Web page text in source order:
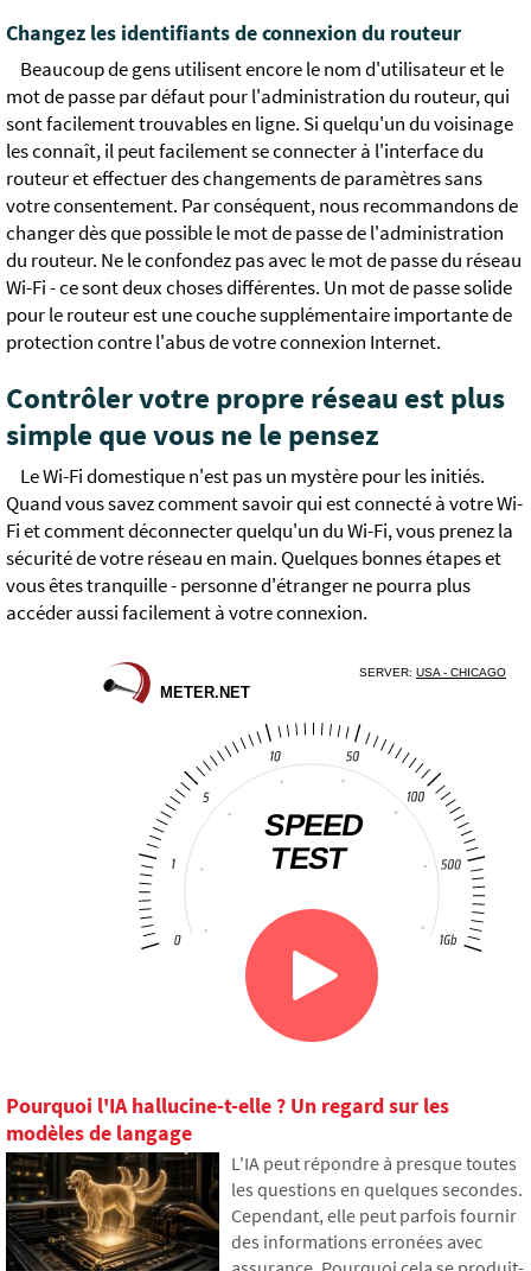
Changez les identifiants de connexion du routeur
Beaucoup de gens utilisent encore le nom d'utilisateur et le
mot de passe par défaut pour l'administration du routeur, qui
sont facilement trouvables en ligne. Si quelqu'un du voisinage
les connaît, il peut facilement se connecter à l'interface du
routeur et effectuer des changements de paramètres sans
votre consentement. Par conséquent, nous recommandons de
changer dès que possible le mot de passe de l'administration
du routeur. Ne le confondez pas avec le mot de passe du réseau
Wi-Fi - ce sont deux choses différentes. Un mot de passe solide
pour le routeur est une couche supplémentaire importante de
protection contre l'abus de votre connexion Internet.
Contrôler votre propre réseau est plus
simple que vous ne le pensez
Le Wi-Fi domestique n'est pas un mystère pour les initiés.
Quand vous savez comment savoir qui est connecté à votre Wi-
Fi et comment déconnecter quelqu'un du Wi-Fi, vous prenez la
sécurité de votre réseau en main. Quelques bonnes étapes et
vous êtes tranquille - personne d'étranger ne pourra plus
accéder aussi facilement à votre connexion.
Pourquoi l'IA hallucine-t-elle ? Un regard sur les
modèles de langage
L'IA peut répondre à presque toutes
les questions en quelques secondes.
Cependant, elle peut parfois fournir
des informations erronées avec